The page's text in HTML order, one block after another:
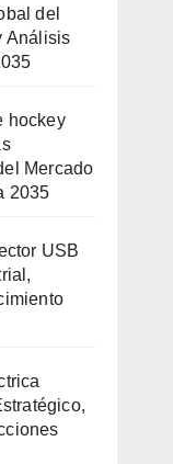
del
Análisis
hockey
Mercado
2035
USB